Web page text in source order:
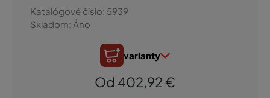
Katalógové číslo: 5939
Skladom: Áno
varianty
Od 402,92 €